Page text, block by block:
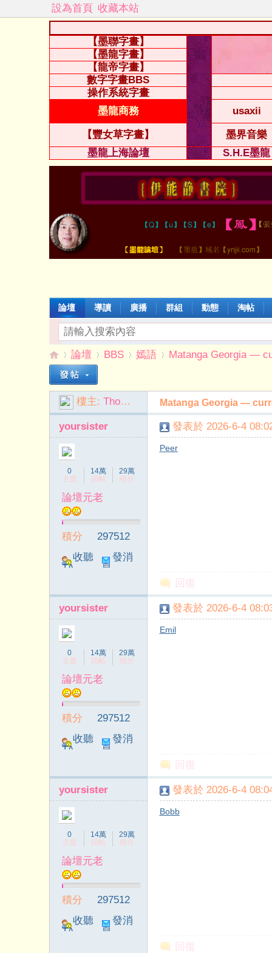
設為首頁 收藏本站
【墨聯字畫】
【墨龍字畫】
【龍帝字畫】
數字字畫BBS
操作系統字畫
墨龍商務
usaxii
【豐女草字畫】 墨界音樂
墨龍上海論壇
S.H.E墨龍
論壇 導讀 廣播 群組 動態 淘帖
»
論壇
›
BBS
›
嫣語
Matanga Georgia —
樓主: Thomasfem Matanga Georgia —
yoursister
0
主題
14萬
回帖
29萬
積分
論壇元老
積分
297512
收聽
TA
發消
息
發表於 2026-6-4
Peer
回復
yoursister
0
主題
14萬
回帖
29萬
積分
論壇元老
積分
297512
收聽
TA
發消
息
發表於 2026-6-4
Emil
回復
yoursister
0
主題
14萬
回帖
29萬
積分
論壇元老
積分
297512
收聽
TA
發消
息
發表於 2026-6-4
Bobb
回復